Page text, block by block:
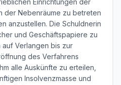
Einrichtungen der
der Nebenräume zu betreten
anzustellen. Die Schuldnerin
und Geschäftspapiere zu
Verlangen bis zur
des Verfahrens
alle Auskünfte zu erteilen,
Insolvenzmasse und